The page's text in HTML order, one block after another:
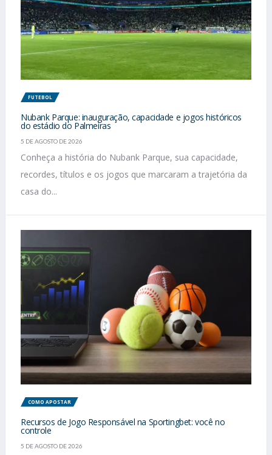
FUTEBOL
Nubank Parque: inauguração, capacidade e jogos históricos
do estádio do Palmeiras
5 DE AGOSTO DE 2026
Conheça a história do Nubank Parque, sua capacidade,
recordes, títulos e os jogos que marcaram a trajetória da
casa do...
COMO APOSTAR
Recursos de Jogo Responsável na Sportingbet: você no
controle
5 DE AGOSTO DE 2026